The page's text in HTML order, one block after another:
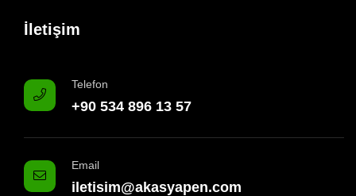
İletişim
Telefon
+90 534 896 13 57
Email
iletisim@akasyapen.com